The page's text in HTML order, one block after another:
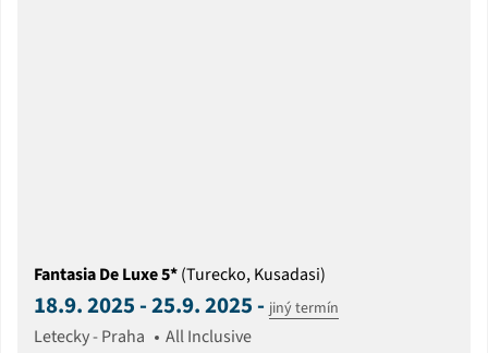
Fantasia De Luxe 5*(Turecko, Kusadasi)
18.9. 2025 - 25.9. 2025 - jiný termín
Letecky - Praha All Inclusive